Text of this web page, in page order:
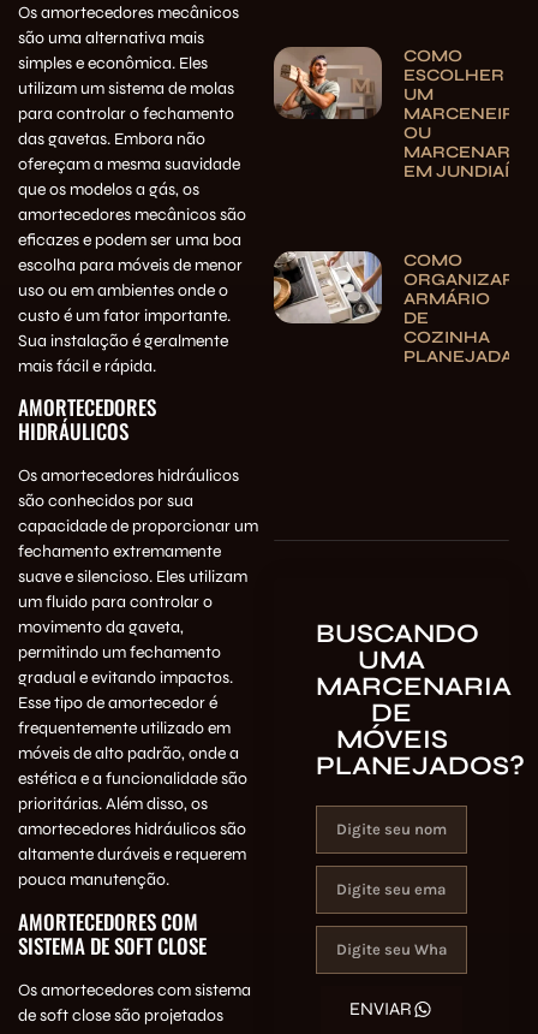
Os amortecedores mecânicos
são uma alternativa mais
simples e econômica. Eles
utilizam um sistema de molas
para controlar o fechamento
das gavetas. Embora não
ofereçam a mesma suavidade
que os modelos a gás, os
amortecedores mecânicos são
eficazes e podem ser uma boa
escolha para móveis de menor
uso ou em ambientes onde o
custo é um fator importante.
Sua instalação é geralmente
mais fácil e rápida.
AMORTECEDORES
HIDRÁULICOS
Os amortecedores hidráulicos
são conhecidos por sua
capacidade de proporcionar um
fechamento extremamente
suave e silencioso. Eles utilizam
um fluido para controlar o
movimento da gaveta,
permitindo um fechamento
gradual e evitando impactos.
Esse tipo de amortecedor é
frequentemente utilizado em
móveis de alto padrão, onde a
estética e a funcionalidade são
prioritárias. Além disso, os
amortecedores hidráulicos são
altamente duráveis e requerem
pouca manutenção.
AMORTECEDORES COM
SISTEMA DE SOFT CLOSE
Os amortecedores com sistema
de soft close são projetados
COMO
ESCOLHER
UM
MARCENEIRO
OU
MARCENARIA
EM JUNDIAÍ
COMO
ORGANIZAR
ARMÁRIO
DE
COZINHA
PLANEJADA
BUSCANDO
UMA
MARCENARIA
DE
MÓVEIS
PLANEJADOS?
ENVIAR